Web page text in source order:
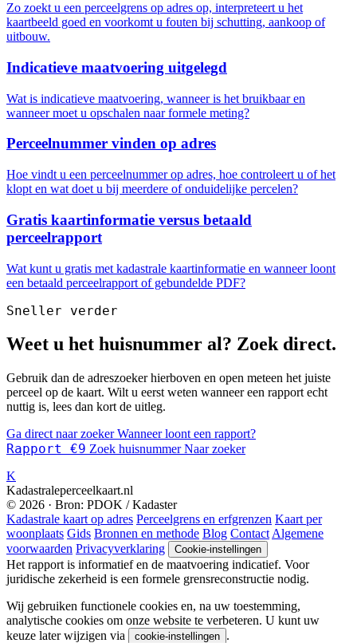
Zo zoekt u een perceelgrens op adres op, interpreteert u het
kaartbeeld goed en voorkomt u fouten bij schutting, aankoop of
uitbouw.
Indicatieve maatvoering uitgelegd
Wat is indicatieve maatvoering, wanneer is het bruikbaar en
wanneer moet u opschalen naar formele meting?
Perceelnummer vinden op adres
Hoe vindt u een perceelnummer op adres, hoe controleert u of het
klopt en wat doet u bij meerdere of onduidelijke percelen?
Gratis kaartinformatie versus betaald
perceelrapport
Wat kunt u gratis met kadastrale kaartinformatie en wanneer loont
een betaald perceelrapport of gebundelde PDF?
Sneller verder
Weet u het huisnummer al? Zoek direct.
Gebruik dan de adreszoeker hierboven en open meteen het juiste
perceel op de kaart. Wilt u eerst weten wanneer een rapport echt
nuttig is, lees dan kort de uitleg.
Ga direct naar zoekerWanneer loont een rapport?
Rapport €9 Zoek huisnummer Naar zoeker
K
Kadastraleperceelkaart.nl
© 2026 · Bron: PDOK / Kadaster
Kadastrale kaart op adres Perceelgrens en erfgrenzen Kaart per
woonplaats Gids Bronnen en methode Blog Contact Algemene
voorwaarden Privacyverklaring Cookie-instellingen
Het rapport is informatief en de maatvoering indicatief. Voor
juridische zekerheid is een formele grensreconstructie nodig.
Wij gebruiken functionele cookies en, na uw toestemming,
analytische cookies om onze website te verbeteren. U kunt uw
keuze later wijzigen via
cookie-instellingen .